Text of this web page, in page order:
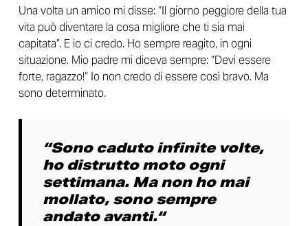
Una volta un amico mi disse: “Il giorno peggiore della tua
vita può diventare la cosa migliore che ti sia mai
capitata”. E io ci credo. Ho sempre reagito, in ogni
situazione. Mio padre mi diceva sempre: “Devi essere
forte, ragazzo!” Io non credo di essere così bravo. Ma
sono determinato.
“Sono caduto infinite volte,
ho distrutto moto ogni
settimana. Ma non ho mai
mollato, sono sempre
andato avanti.“